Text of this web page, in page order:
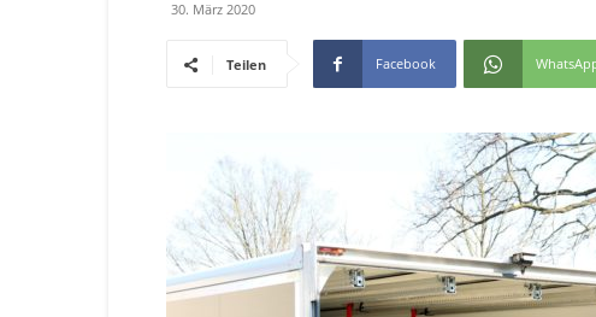
30. März 2020
Teilen Facebook